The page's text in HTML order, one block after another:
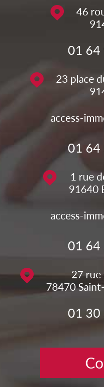
46
01 64
23 place
access-
01 64
1 rue
91640
access-
01 64
27 rue
78470
01 30